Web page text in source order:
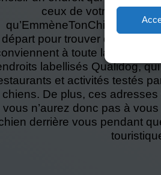
ceux de votre chien.
qu’EmmèneTonChien.com
départ pour trouver des
à toute la famille.
labellisés Qualidog,
et activités testés
chiens. De plus, ces
vous n’aurez donc pas à
derrière vous pendant